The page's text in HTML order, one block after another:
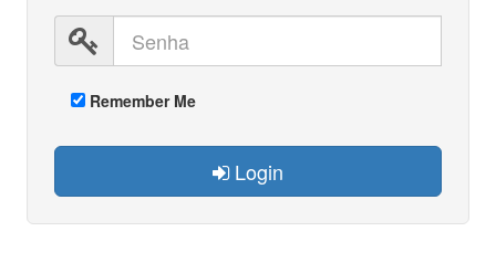
Remember Me
Login